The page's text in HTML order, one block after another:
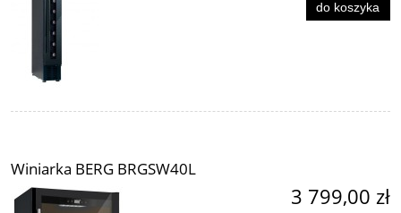
do koszyka
Winiarka BERG BRGSW40L
3 799,00 zł